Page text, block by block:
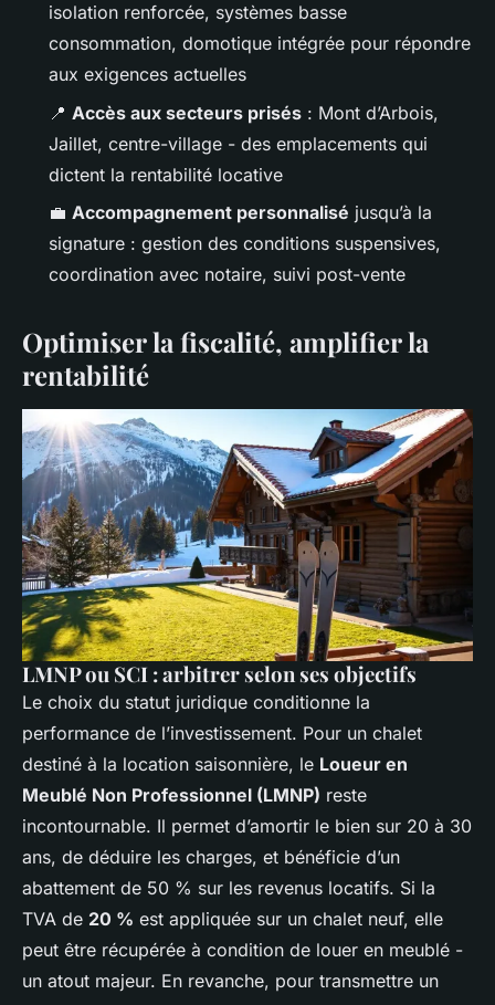
isolation renforcée, systèmes basse
consommation, domotique intégrée pour répondre
aux exigences actuelles
📍 Accès aux secteurs prisés : Mont d’Arbois,
Jaillet, centre-village - des emplacements qui
dictent la rentabilité locative
💼 Accompagnement personnalisé jusqu’à la
signature : gestion des conditions suspensives,
coordination avec notaire, suivi post-vente
Optimiser la fiscalité, amplifier la
rentabilité
LMNP ou SCI : arbitrer selon ses objectifs
Le choix du statut juridique conditionne la
performance de l’investissement. Pour un chalet
destiné à la location saisonnière, le Loueur en
Meublé Non Professionnel (LMNP) reste
incontournable. Il permet d’amortir le bien sur 20 à 30
ans, de déduire les charges, et bénéficie d’un
abattement de 50 % sur les revenus locatifs. Si la
TVA de 20 % est appliquée sur un chalet neuf, elle
peut être récupérée à condition de louer en meublé -
un atout majeur. En revanche, pour transmettre un